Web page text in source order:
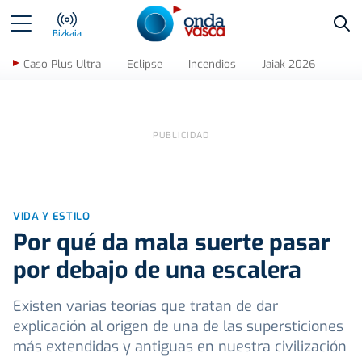
Bizkaia
Caso Plus Ultra Eclipse Incendios Jaiak 2026
VIDA Y ESTILO
Por qué da mala suerte pasar
por debajo de una escalera
Existen varias teorías que tratan de dar
explicación al origen de una de las supersticiones
más extendidas y antiguas en nuestra civilización